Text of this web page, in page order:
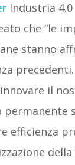
Industria 4.0
che “le
stanno
il
efficienza